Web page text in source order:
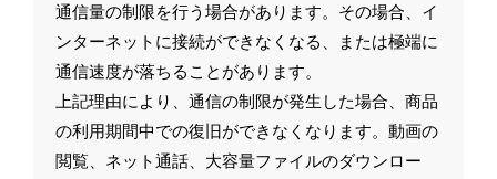
通信量の制限を行う場合があります。その場合、イ
ンターネットに接続ができなくなる、または極端に
通信速度が落ちることがあります。
上記理由により、通信の制限が発生した場合、商品
の利用期間中での復旧ができなくなります。動画の
閲覧、ネット通話、大容量ファイルのダウンロー